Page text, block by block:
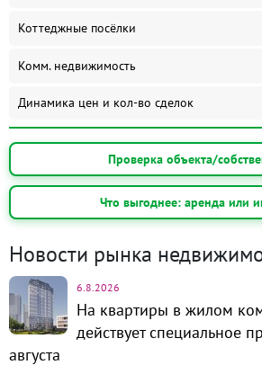
Коттеджные посёлки
Комм. недвижимость
Динамика цен и кол-во сделок
Проверка объекта/
Что выгоднее: аренда или
Новости рынка
6.8.2026
На квартиры в жилом
действует специальное
августа